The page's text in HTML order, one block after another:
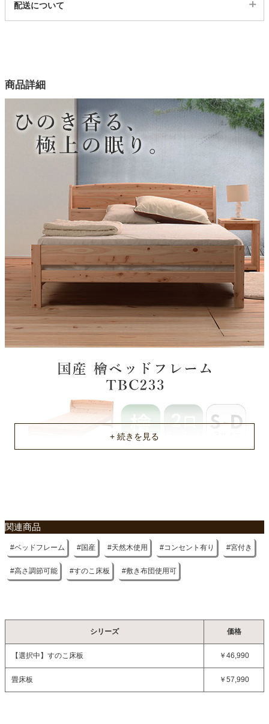
281338
幅141×奥行212×高さ71(cm)
1色
高さ調節幅
耐荷重(マットレス使用時)
120(kg)
200(kg)
200(kg)
梱包サイズ
約104x20x75/199x14x10/99x99x9.5(cm)
約124x20x75/199x14x10/119x99x9.5(cm)
約19/10/20kg
国産
配送について
商品詳細
関連商品
ベッドフレーム 国産 天然木使用 コンセント有り 宮付き
高さ調節可能 すのこ床板 敷き布団使用可
シリーズ 価格
【選択中】 すのこ床板 ￥46,990
畳床板 ￥57,990